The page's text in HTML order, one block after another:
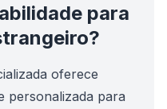
para
oferece
personalizada para